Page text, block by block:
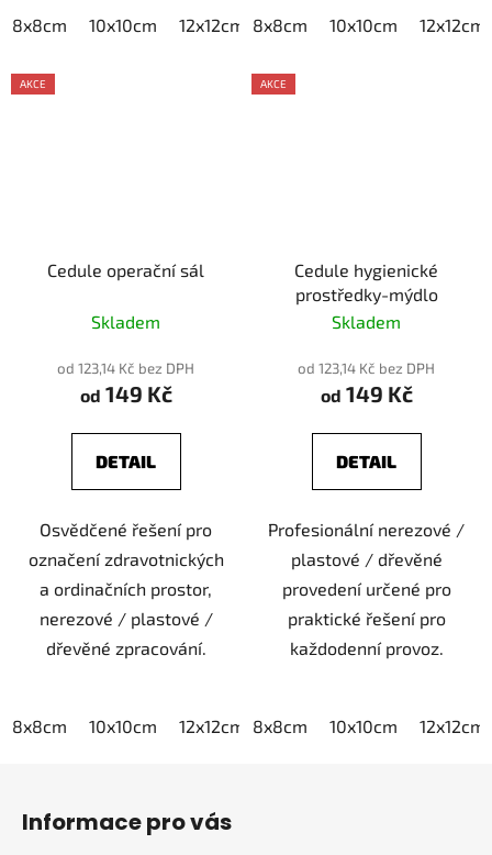
8x8cm 10x10cm 12x12cm 15x15cm 20x20cm
8x8cm 10x10cm 12x12cm
AKCE
Cedule operační sál
Skladem
od 123,14 Kč bez DPH
od 149 Kč
DETAIL
Osvědčené řešení pro
označení zdravotnických
a ordinačních prostor,
nerezové / plastové /
dřevěné zpracování.
8x8cm 10x10cm 12x12cm 15x15cm 20x20cm
AKCE
Cedule hygienické
prostředky-mýdlo
Skladem
od 123,14 Kč bez DPH
od 149 Kč
DETAIL
Profesionální nerezové /
plastové / dřevěné
provedení určené pro
praktické řešení pro
každodenní provoz.
8x8cm 10x10cm 12x12cm
Informace pro vás